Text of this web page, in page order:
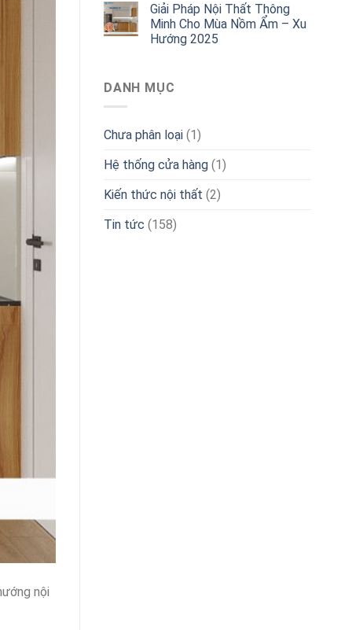
nội
Giải Pháp Nội Thất Thông
Minh Cho Mùa Nồm Ẩm – Xu
Hướng 2025
DANH MỤC
Chưa phân loại (1)
Hệ thống cửa hàng (1)
Kiến thức nội thất (2)
Tin tức (158)